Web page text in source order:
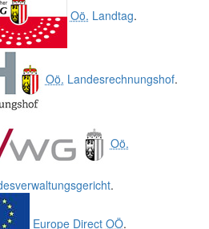
Oö. Landtag.
Oö. Landesrechnungshof.
Oö.
.
Europe Direct OÖ.